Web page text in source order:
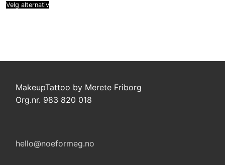
Velg alternativ
MakeupTattoo by Merete Friborg
Org.nr. 983 820 018
hello@noeformeg.no